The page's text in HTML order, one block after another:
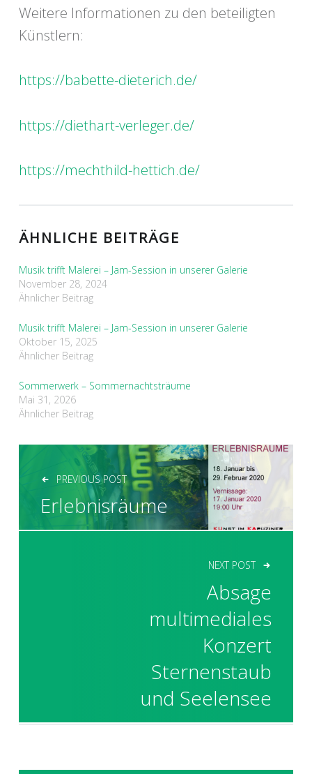
Weitere Informationen zu den beteiligten
Künstlern:
https://babette-dieterich.de/
https://diethart-verleger.de/
https://mechthild-hettich.de/
ÄHNLICHE BEITRÄGE
Musik trifft Malerei – Jam-Session in unserer Galerie
November 28, 2024
Ähnlicher Beitrag
Musik trifft Malerei – Jam-Session in unserer Galerie
Oktober 15, 2025
Ähnlicher Beitrag
Sommerwerk – Sommernachtsträume
Mai 31, 2026
Ähnlicher Beitrag
BEITRAGSNAVIGATION
PREVIOUS POST
Erlebnisräume
NEXT POST
Absage
multimediales
Konzert
Sternenstaub
und Seelensee
SIDEBAR